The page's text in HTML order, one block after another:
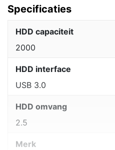
Specificaties
HDD capaciteit
2000
HDD interface
USB 3.0
HDD omvang
2.5
Merk